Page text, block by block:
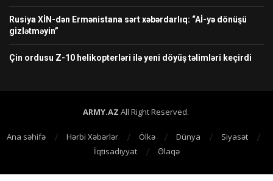
Rusiya XİN-dən Ermənistana sərt xəbərdarlıq: “Aİ-yə dönüşü
gizlətməyin”
Çin ordusu Z-10 helikopterləri ilə yeni döyüş təlimləri keçirdi
ARMY.AZ All Right Reserved.
Ana səhifə Hərbi Xəbərlər Ölkə Dünya
Siyasət
İqtisadiyyat
Əlaqə